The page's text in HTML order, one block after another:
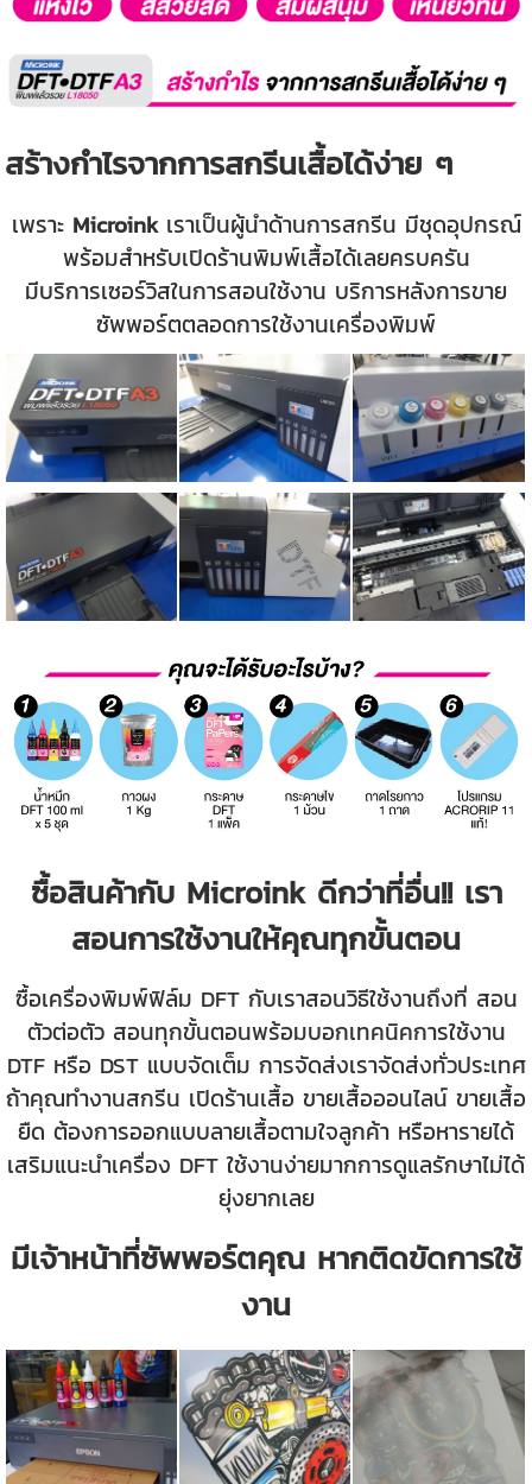
สร้างกำไรจากการสกรีนเสื้อได้ง่าย ๆ
เพราะ Microinkเราเป็นผู้นำด้านการสกรีน มีชุดอุปกรณ์
พร้อมสำหรับเปิดร้านพิมพ์เสื้อได้เลยครบครัน
มีบริการเซอร์วิสในการสอนใช้งาน บริการหลังการขาย
ซัพพอร์ตตลอดการใช้งานเครื่องพิมพ์
ซื้อสินค้ากับ Microink ดีกว่าที่อื่น!! เรา
สอนการใช้งานให้คุณทุกขั้นตอน
ซื้อเครื่องพิมพ์ฟิล์ม DFT กับเราสอนวิธีใช้งานถึงที่ สอน
ตัวต่อตัว สอนทุกขั้นตอนพร้อมบอกเทคนิคการใช้งาน
DTF หรือ DST แบบจัดเต็ม การจัดส่งเราจัดส่งทั่วประเทศ
ถ้าคุณทำงานสกรีน เปิดร้านเสื้อ ขายเสื้อออนไลน์ ขายเสื้อ
ยืด ต้องการออกแบบลายเสื้อตามใจลูกค้า หรือหารายได้
เสริมแนะนำเครื่อง DFT ใช้งานง่ายมากการดูแลรักษาไม่ได้
ยุ่งยากเลย
มีเจ้าหน้าที่ซัพพอร์ตคุณ หากติดขัดการใช้
งาน